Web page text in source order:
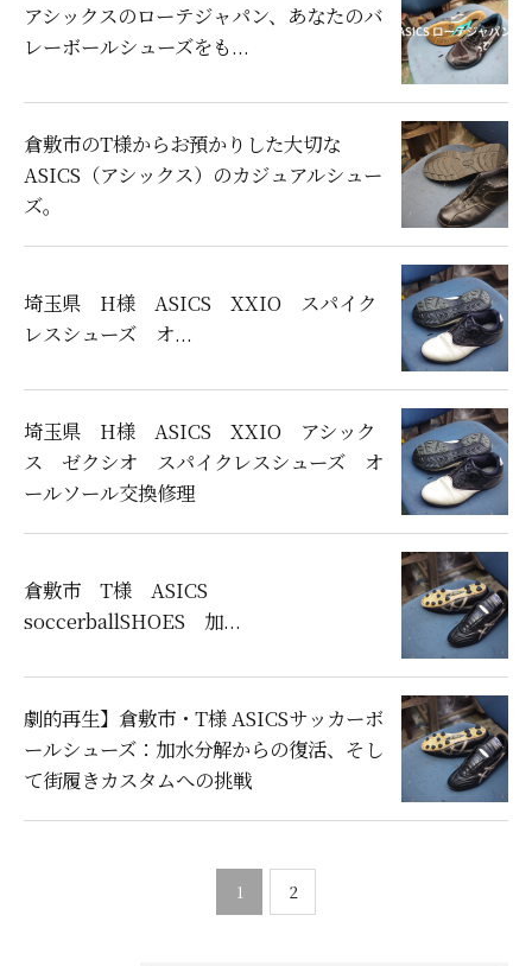
アシックスのローテジャパン、あなたのバ
レーボールシューズをも...
倉敷市のT様からお預かりした大切な
ASICS（アシックス）のカジュアルシュー
ズ。
埼玉県 H様 ASICS XXIO スパイク
レスシューズ オ...
埼玉県 H様 ASICS XXIO アシック
ス ゼクシオ スパイクレスシューズ オ
ールソール交換修理
倉敷市 T様 ASICS
soccerballSHOES 加...
劇的再生】倉敷市・T様 ASICSサッカーボ
ールシューズ：加水分解からの復活、そし
て街履きカスタムへの挑戦
1 2